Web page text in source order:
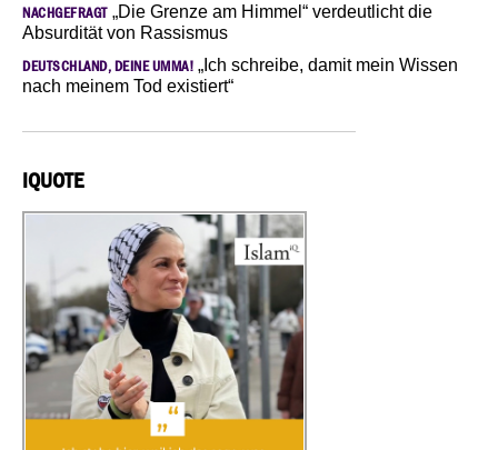
NACHGEFRAGT„Die Grenze am Himmel“ verdeutlicht die
Absurdität von Rassismus
DEUTSCHLAND, DEINE UMMA! „Ich schreibe, damit mein Wissen
nach meinem Tod existiert“
IQUOTE